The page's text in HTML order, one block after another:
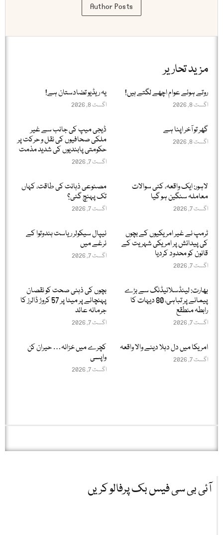
Author Posts
مزید تحاریر
روتے ہوئے عوام اچھے لگتے ہیں!
اگست 8, 2026
یہ ریڈیو تضادستان ہے!
اگست 8, 2026
گھر تو آخر اپنا ہے
اگست 8, 2026
ڈیجی میپ کی جانب سے غیر
ملکی صحافیوں کی نقل و حرکت پر
حکومتی پابندیوں کی شدید مذمت
اگست 7, 2026
لاہور: ایک واقعہ، کئی سوالات
معاملہ سنگین ہو گیا
اگست 7, 2026
مصنوعی ذہانت کی طاقت، کہاں
تک پہنچ گئی؟
اگست 7, 2026
ٹرمپ نے غیر امریکیوں کے بچوں
کی پیدائش پر امریکی شہریت کے
قانون کو محدود کردیا
اگست 7, 2026
نیپال سیکولر ریاست ہندوتوا کے
نرغے میں
اگست 7, 2026
بھارت: لینڈسلائیڈنگ سے بڑے
پیمانے پر تباہی، 80 دیہات کا
رابطہ منطقع
اگست 7, 2026
بچوں کی ذہنی صحت کو نقصان
پہنچانے پر میٹا پر 57 کروڑ ڈالرز کا
جرمانہ عائد
اگست 7, 2026
امریکا میں دل دہلا دینے والا واقعہ
اگست 7, 2026
کچرے میں خزانہ… حیران کن
واپسی
اگست 7, 2026
آئی بی سی فیس بک پرفالو کریں